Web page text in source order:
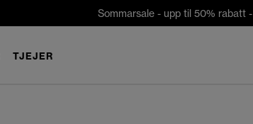
Sommarsale - upp til 50% rabatt -
TJEJER